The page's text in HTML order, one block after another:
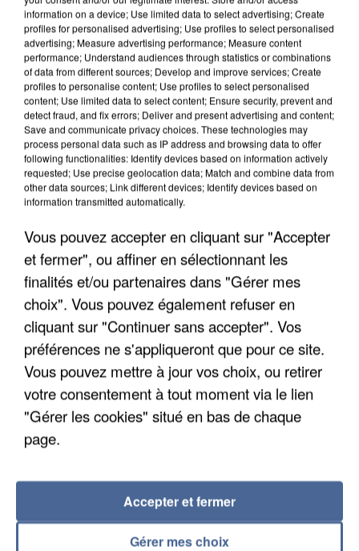
APRÈS TOUTES CES CANICULES, LES REFUGES
L’UN DES FONDATEURS SUPPOSÉS DE LA DZ
MAFIA INTERPELLÉ EN ALGÉRIE
information on a device; Use limited data to select advertising; Create
profiles for personalised advertising; Use profiles to select personalised
advertising; Measure advertising performance; Measure content
performance; Understand audiences through statistics or combinations
of data from different sources; Develop and improve services; Create
profiles to personalise content; Use profiles to select personalised
content; Use limited data to select content; Ensure security, prevent and
detect fraud, and fix errors; Deliver and present advertising and content;
Save and communicate privacy choices. These technologies may
process personal data such as IP address and browsing data to offer
following functionalities: Identify devices based on information actively
requested; Use precise geolocation data; Match and combine data from
other data sources; Link different devices; Identify devices based on
information transmitted automatically.
Vous pouvez accepter en cliquant sur "Accepter
et fermer", ou affiner en sélectionnant les
finalités et/ou partenaires dans "Gérer mes
choix". Vous pouvez également refuser en
cliquant sur "Continuer sans accepter". Vos
préférences ne s'appliqueront que pour ce site.
Vous pouvez mettre à jour vos choix, ou retirer
votre consentement à tout moment via le lien
"Gérer les cookies" situé en bas de chaque
page.
Gérer mes choix
Accepter et fermer